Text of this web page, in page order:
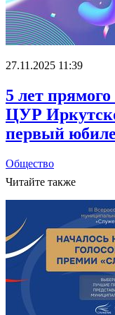
27.11.2025 11:39
5 лет
ЦУР
первый
Общество
Читайте также